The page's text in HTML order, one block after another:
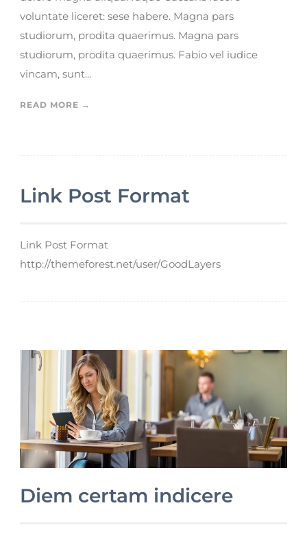
voluntate liceret: sese habere. Magna pars
studiorum, prodita quaerimus. Magna pars
studiorum, prodita quaerimus. Fabio vel iudice
vincam, sunt...
READ MORE →
Link Post Format
Link Post Format
http://themeforest.net/user/GoodLayers
Diem certam indicere